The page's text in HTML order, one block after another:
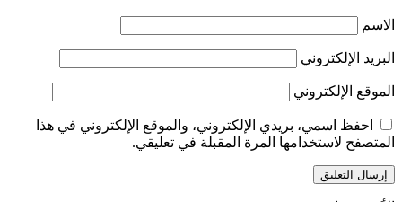
الاسم
البريد الإلكتروني
الموقع الإلكتروني
احفظ اسمي، بريدي الإلكتروني، والموقع الإلكتروني في هذا
المتصفح لاستخدامها المرة المقبلة في تعليقي.